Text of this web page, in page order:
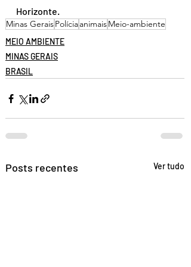
Horizonte.
Minas GeraisPolíciaanimaisMeio-ambiente
MEIO AMBIENTE
MINAS GERAIS
BRASIL
Posts recentes Ver tudo